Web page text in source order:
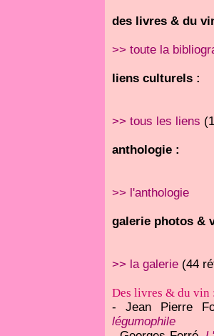
des livres & du
>> toute la
liens culturels :
>> tous les liens
anthologie :
>> l'anthologie
galerie photos &
>> la galerie(44
Des livres & du vin
- Jean Pierre
légumophile